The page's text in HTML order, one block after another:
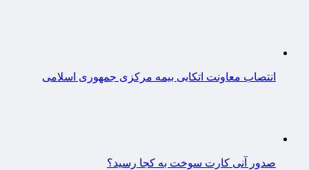
انتصاب معاونت اتکایی بیمه مرکزی جمهوری اسلامی
صدور آنی کارت سوخت به کجا رسید؟